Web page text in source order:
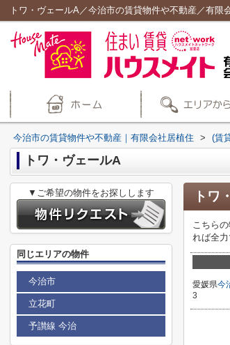
トワ・ヴェールA／今治市の賃貸物件や不動産／有限
今治市の賃貸物件や不動産｜有限会社居植住 > (賃
トワ・ヴェールA
トワ
こちら
れば全力
愛媛県今
3
▼ご希望の物件をお探しします
同じエリアの物件
今治市
立花町
予讃線 今治